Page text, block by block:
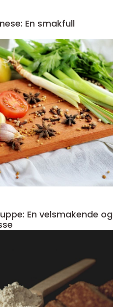
En smakfull
En velsmakende og